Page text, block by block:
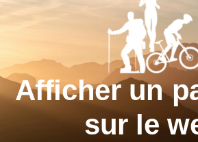
Afficher un
sur le